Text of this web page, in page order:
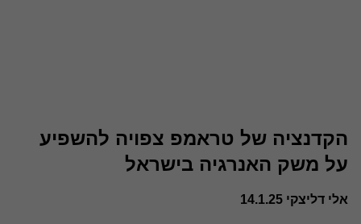
הקדנציה של טראמפ צפויה להשפיע
על משק האנרגיה בישראל
אלי דליצקי 14.1.25